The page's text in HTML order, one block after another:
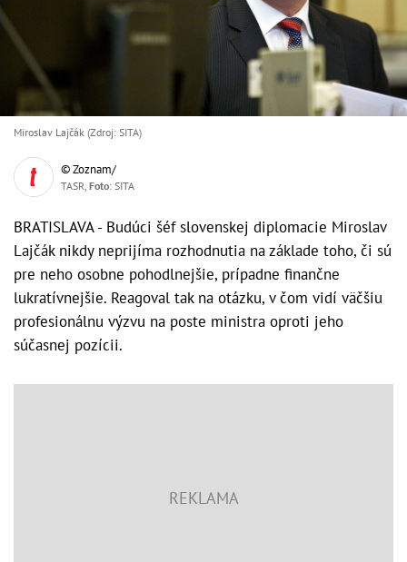
Miroslav Lajčák (Zdroj: SITA)
© Zoznam/
TASR, Foto: SITA
BRATISLAVA - Budúci šéf slovenskej diplomacie Miroslav
Lajčák nikdy neprijíma rozhodnutia na základe toho, či sú
pre neho osobne pohodlnejšie, prípadne finančne
lukratívnejšie. Reagoval tak na otázku, v čom vidí väčšiu
profesionálnu výzvu na poste ministra oproti jeho
súčasnej pozícii.